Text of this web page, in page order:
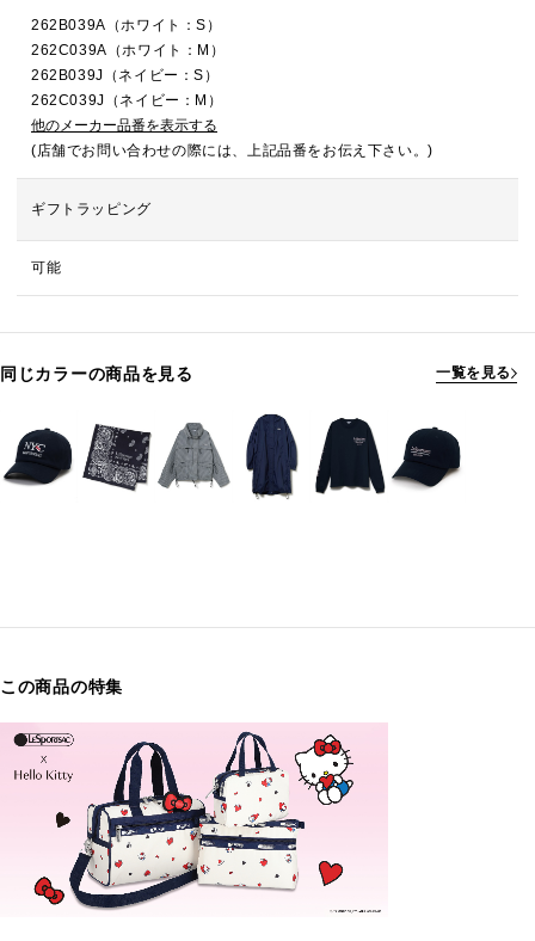
262B039A（ホワイト：S）
262C039A（ホワイト：M）
262B039J（ネイビー：S）
262C039J（ネイビー：M）
他のメーカー品番を表示する
(店舗でお問い合わせの際には、上記品番をお伝え下さい。)
ギフトラッピング
可能
同じカラーの商品を見る 一覧を見る
この商品の特集